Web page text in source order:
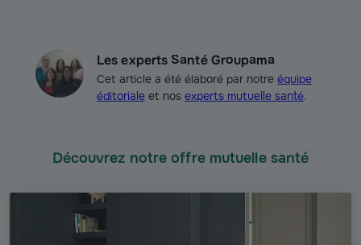
Les experts Santé Groupama
Cet article a été élaboré par notre équipe
éditoriale et nos experts mutuelle santé.
Découvrez notre offre mutuelle santé